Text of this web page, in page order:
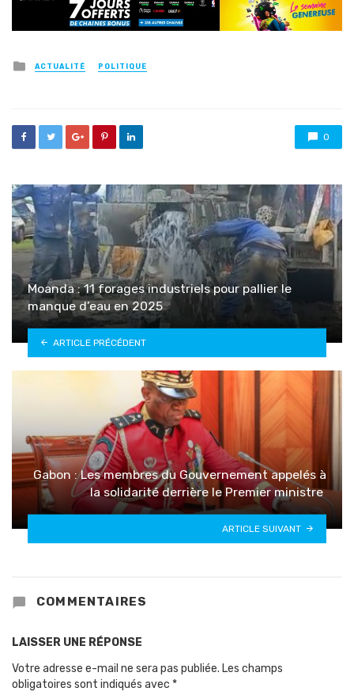
Posted
in
ACTUALITÉ POLITIQUE
0
Moanda : 11 forages industriels pour pallier le
manque d’eau en 2025
ARTICLE PRÉCÉDENT
Gabon : Les membres du Gouvernement appelés à
la solidarité derrière le Premier ministre
ARTICLE SUIVANT
COMMENTAIRES
LAISSER UNE RÉPONSE
Votre adresse e-mail ne sera pas publiée. Les champs
obligatoires sont indiqués avec *